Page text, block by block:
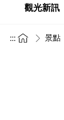
觀光新訊
::: 景點